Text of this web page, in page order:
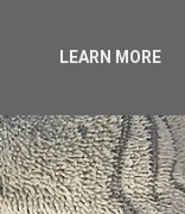
LEARN MORE